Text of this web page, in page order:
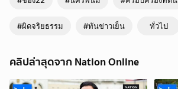
#ผิดจริยธรรม #ทันข่าวเย็น ทั่วไป
คลิปล่าสุดจาก Nation Online